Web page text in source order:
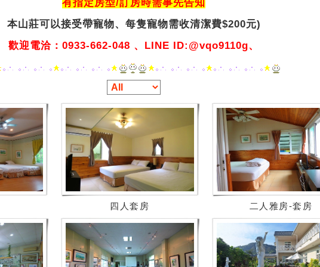
有指定房型/訂房時需事先告知
本山莊可以接受帶寵物、 每隻寵物需收清潔費$200元)
歡迎電洽：0933-662-048 、LINE ID:@vqo9110g、
四人套房 二人雅房-套房